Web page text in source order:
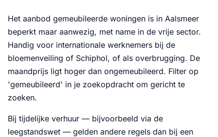
Het aanbod gemeubileerde woningen is in Aalsmeer
beperkt maar aanwezig, met name in de vrije sector.
Handig voor internationale werknemers bij de
bloemenveiling of Schiphol, of als overbrugging. De
maandprijs ligt hoger dan ongemeubileerd. Filter op
'gemeubileerd' in je zoekopdracht om gericht te
zoeken.
Bij tijdelijke verhuur — bijvoorbeeld via de
leegstandswet — gelden andere regels dan bij een